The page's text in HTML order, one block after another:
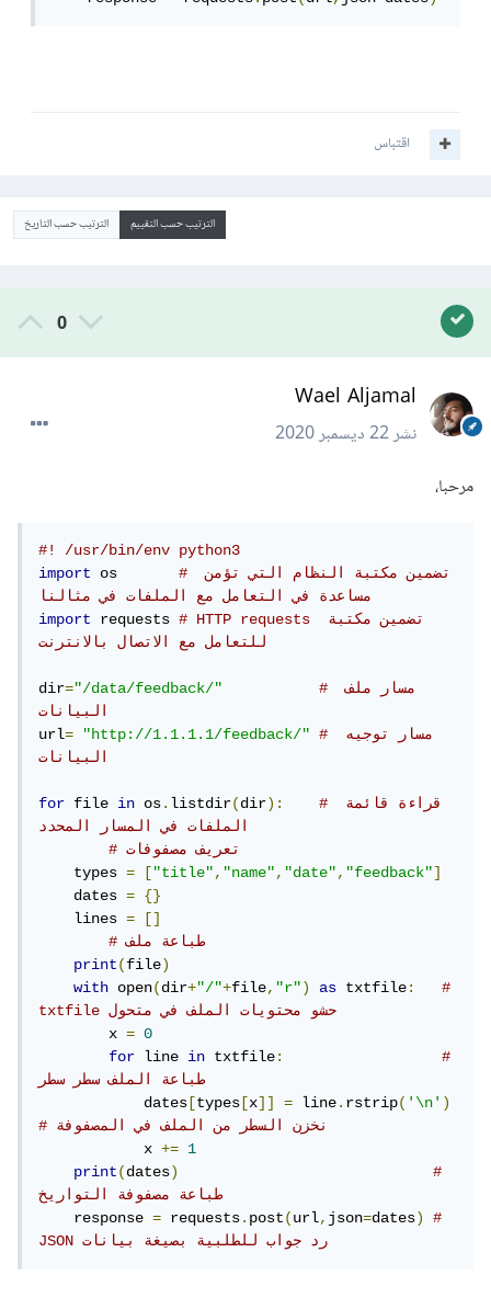
اقتباس
الترتيب حسب التقييم الترتيب حسب التاريخ
0
Wael Aljamal
نشر22 ديسمبر 2020
مرحبا،
#! /usr/bin/env python3
import
os # تضمين مكتبة النظام التي تؤمن
مساعدة في التعامل مع الملفات في مثالنا
import
requests # HTTP requests تضمين مكتبة
للتعامل مع الاتصال بالانترنت
dir="/data/feedback/"
# مسار ملف
البيانات
url= "http://1.1.1.1/feedback/"
# مسار توجيه
البيانات
for file in os.listdir(dir):
# قراءة قائمة
# تعريف مصفوفات
    types
= ["title","name","date","feedback"]
    dates
=
{}
    lines
=
[]
# طباعة ملف
print(file)
with open(dir+"/"+file,"r") as txtfile:
#
        x
=
0
for line in txtfile:
#
طباعة الملف سطر سطر
            dates
[types [x]] = line.rstrip('\n')
            x
+=
1
print(dates)
#
طباعة مصفوفة التواريخ
    response
= requests.post(url,json=dates)
#